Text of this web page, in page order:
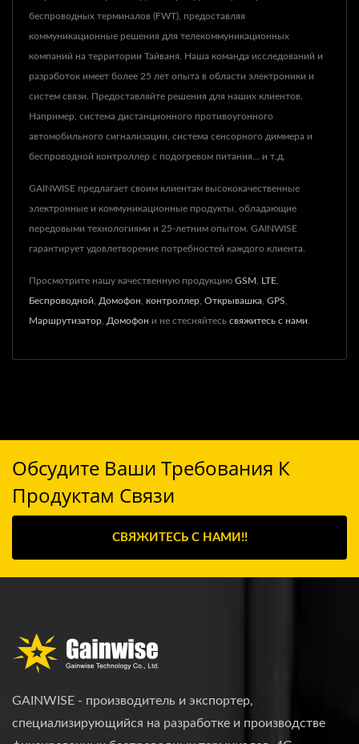
беспроводных терминалов (FWT), предоставляя
коммуникационные решения для телекоммуникационных
компаний на территории Тайваня. Наша команда исследований и
разработок имеет более 25 лет опыта в области электроники и
систем связи. Предоставляйте решения для наших клиентов.
Например, система дистанционного противоугонного
автомобильного сигнализации, система сенсорного диммера и
беспроводной контроллер с подогревом питания... и т.д.
GAINWISE предлагает своим клиентам высококачественные
электронные и коммуникационные продукты, обладающие
передовыми технологиями и 25-летним опытом. GAINWISE
гарантирует удовлетворение потребностей каждого клиента.
Просмотрите нашу качественную продукцию GSM LTE
Беспроводной Домофон контроллер Открывашка GPS
Маршрутизатор Домофон и не стесняйтесь свяжитесь с нами
Обсудите Ваши Требования К
Продуктам Связи
СВЯЖИТЕСЬ С НАМИ!!
GAINWISE - производитель и экспортер,
специализирующийся на разработке и производстве